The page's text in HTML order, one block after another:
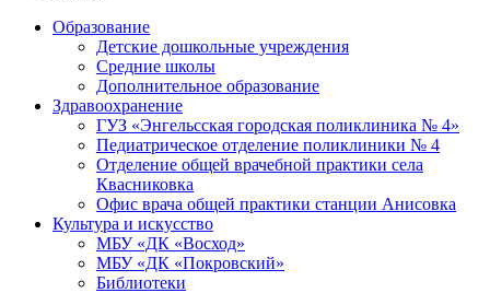
Образование
Детские дошкольные учреждения
Средние школы
Дополнительное образование
Здравоохранение
ГУЗ «Энгельсская городская поликлиника № 4»
Педиатрическое отделение поликлиники № 4
Отделение общей врачебной практики села
Квасниковка
Офис врача общей практики станции Анисовка
Культура и искусство
МБУ «ДК «Восход»
МБУ «ДК «Покровский»
Библиотеки